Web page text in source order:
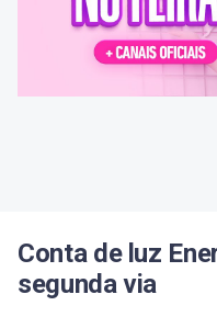
Conta de luz
segunda via